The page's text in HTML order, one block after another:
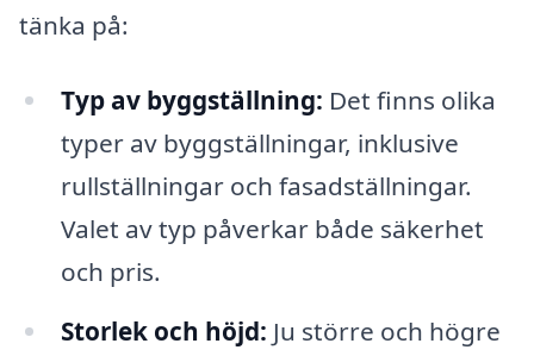
tänka på:
Typ av byggställning: Det finns olika
typer av byggställningar, inklusive
rullställningar och fasadställningar.
Valet av typ påverkar både säkerhet
och pris.
Storlek och höjd: Ju större och högre